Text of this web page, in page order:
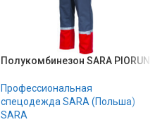
Полукомбинезон SARA PIORUN
Профессиональная
спецодежда SARA (Польша)
SARA